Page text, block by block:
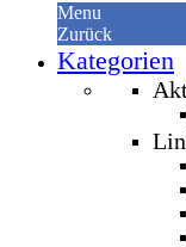
Menu
Zurück
Kategorien